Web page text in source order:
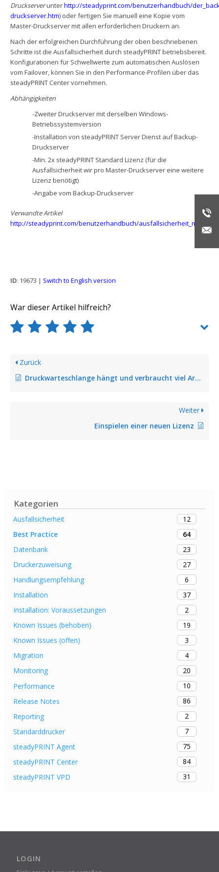
Kategorien
Ausfallsicherheit
12
Best Practice
64
Datenbank
23
Druckerzuweisung
27
Handlungsempfehlung
6
Installation
37
Installation: Voraussetzungen
2
Known Issues (behoben)
19
Known Issues (offen)
3
Migration
4
Monitoring
20
Performance
10
Release Notes
86
Reporting
2
Standarddrucker
7
steadyPRINT Agent
75
steadyPRINT Center
84
steadyPRINT VPD
31
Druckserverunterhttp://steadyprint.com/benutzerhandbuch/
druckserver.htm) oder fertigen Sie manuell eine Kopie vom
Master-Druckserver mit allen erforderlichen Druckern an.
Nach der erfolgreichen Durchführung der oben beschriebenen
Schritte ist die Ausfallsicherheit durch steadyPRINT betriebsbereit.
Konfigurationen für Schwellwerte zum automatischen Auslösen
vom Failover, können Sie in den Performance-Profilen über das
steadyPRINT Center vornehmen.
Abhängigkeiten
-Zweiter Druckserver mit derselben Windows-
Betriebssystemversion
-Installation von steadyPRINT Server Dienst auf Backup-
Druckserver
-Min. 2x steadyPRINT Standard Lizenz (für die
Ausfallsicherheit wir pro Master-Druckserver eine weitere
Lizenz benötigt)
-Angabe vom Backup-Druckserver
Verwandte Artikel
http://steadyprint.com/benutzerhandbuch/
ID: 19673 | Switch to English version
War dieser Artikel hilfreich?
Zurück
Druckwarteschlange hängt und verbraucht viel Arbeitsspeicher
Weiter
Einspielen einer neuen Lizenz
LOGIN